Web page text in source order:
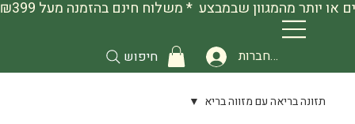
להתחברות חיפוש
תזונה בריאה עם מזווה בריא